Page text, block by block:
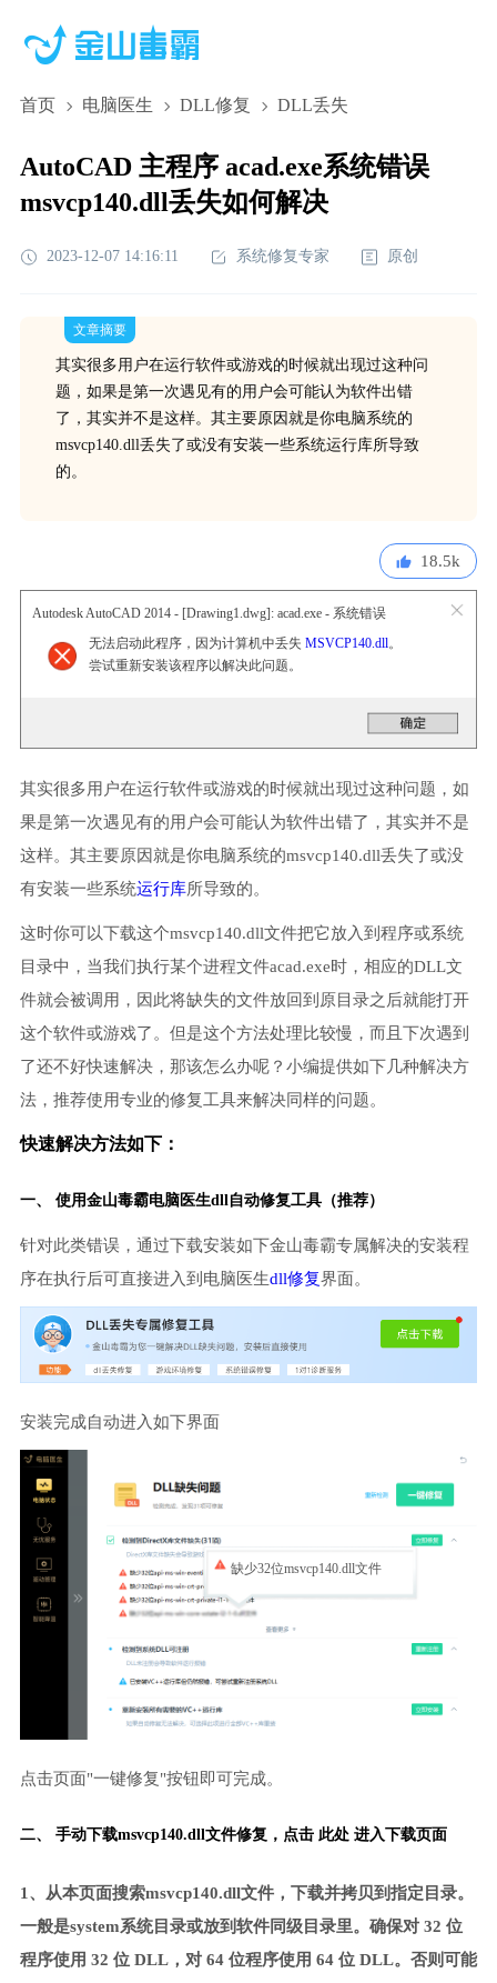
首页 电脑医生 DLL修复 DLL丢失
AutoCAD 主程序 acad.exe系统错误
msvcp140.dll丢失如何解决
2023-12-07 14:16:11 系统修复专家 原创
文章摘要
其实很多用户在运行软件或游戏的时候就出现过这种问
题，如果是第一次遇见有的用户会可能认为软件出错
了，其实并不是这样。其主要原因就是你电脑系统的
msvcp140.dll丢失了或没有安装一些系统运行库所导致
的。
18.5k
Autodesk AutoCAD 2014 - [Drawing1.dwg]: acad.exe - 系统错误
无法启动此程序，因为计算机中丢失 MSVCP140.dll。
尝试重新安装该程序以解决此问题。
其实很多用户在运行软件或游戏的时候就出现过这种问题，如
果是第一次遇见有的用户会可能认为软件出错了，其实并不是
这样。其主要原因就是你电脑系统的msvcp140.dll丢失了或没
有安装一些系统运行库所导致的。
这时你可以下载这个msvcp140.dll文件把它放入到程序或系统
目录中，当我们执行某个进程文件acad.exe时，相应的DLL文
件就会被调用，因此将缺失的文件放回到原目录之后就能打开
这个软件或游戏了。但是这个方法处理比较慢，而且下次遇到
了还不好快速解决，那该怎么办呢？小编提供如下几种解决方
法，推荐使用专业的修复工具来解决同样的问题。
快速解决方法如下：
一、 使用金山毒霸电脑医生dll自动修复工具（推荐）
针对此类错误，通过下载安装如下金山毒霸专属解决的安装程
序在执行后可直接进入到电脑医生dll修复界面。
安装完成自动进入如下界面
缺少32位msvcp140.dll文件
点击页面"一键修复"按钮即可完成。
二、 手动下载msvcp140.dll文件修复， 点击 此处 进入下载页面
1、从本页面搜索msvcp140.dll文件，下载并拷贝到指定目录。
一般是system系统目录或放到软件同级目录里。确保对 32 位
程序使用 32 位 DLL，对 64 位程序使用 64 位 DLL。否则可能